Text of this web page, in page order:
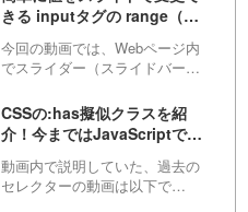
内で説明していた、object-fit…
きる inputタグの range（レ
今回の動画では、Webページ内
でスライダー（スライドバー）
グのtype属性の一つ、
「range（レンジ）」について説
明しています。このtypeを使う
と、数値の入力…
CSSの:has擬似クラスを紹
介！今まではJavaScriptでし
みで実装
動画内で説明していた、過去の
セレクターの動画は以下で